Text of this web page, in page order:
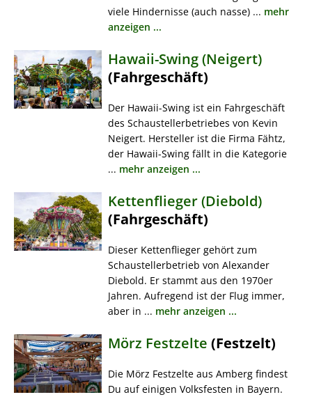
viele Hindernisse (auch nasse) ... mehr
anzeigen ...
Hawaii-Swing (Neigert)
(Fahrgeschäft)
Der Hawaii-Swing ist ein Fahrgeschäft
des Schaustellerbetriebes von Kevin
Neigert. Hersteller ist die Firma Fähtz,
der Hawaii-Swing fällt in die Kategorie
... mehr anzeigen ...
Kettenflieger (Diebold)
(Fahrgeschäft)
Dieser Kettenflieger gehört zum
Schaustellerbetrieb von Alexander
Diebold. Er stammt aus den 1970er
Jahren. Aufregend ist der Flug immer,
aber in ... mehr anzeigen ...
Mörz Festzelte (Festzelt)
Die Mörz Festzelte aus Amberg findest
Du auf einigen Volksfesten in Bayern.